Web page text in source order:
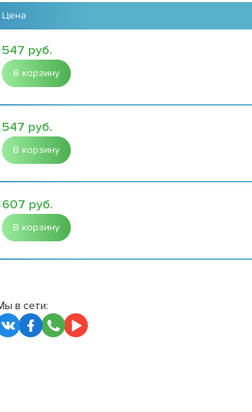
Цена
547 руб.
В корзину
547 руб.
В корзину
607 руб.
В корзину
в сети: